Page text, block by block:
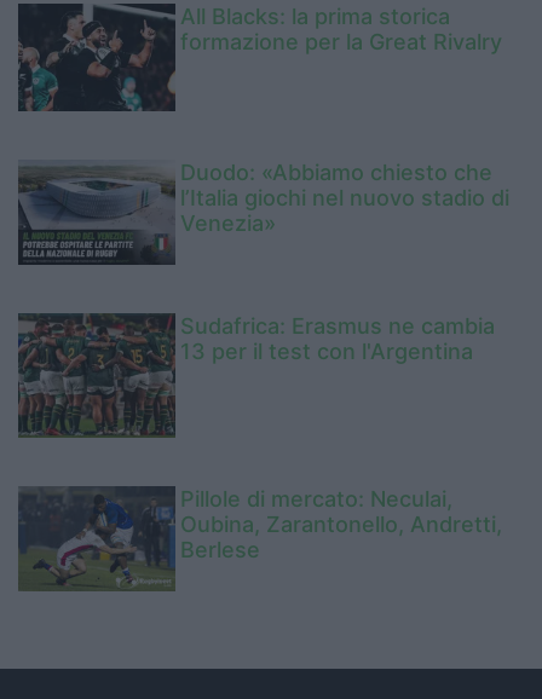
All Blacks: la prima storica
formazione per la Great Rivalry
Duodo: «Abbiamo chiesto che
l’Italia giochi nel nuovo stadio di
Venezia»
Sudafrica: Erasmus ne cambia
13 per il test con l'Argentina
Pillole di mercato: Neculai,
Oubina, Zarantonello, Andretti,
Berlese